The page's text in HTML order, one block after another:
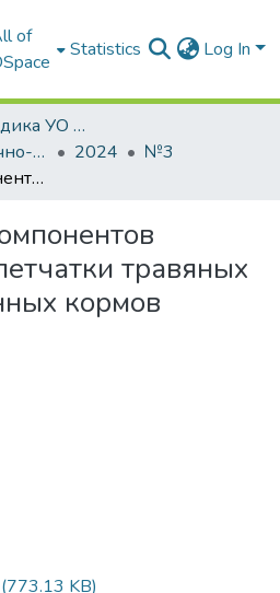
of
Statistics Log In
Научная периодика УО БГСХА
Вестник БГСХА: научно-методический журнал Белорусской государственной сельскохозяйственной академии
2024
№3
Взаимосвязь компонентов структурной клетчатки травяных консервированных кормов
травяных
кормов
(773.13 KB)